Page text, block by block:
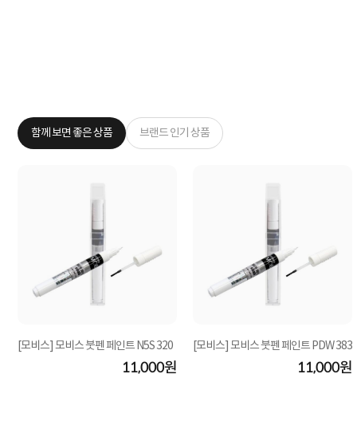
함께 보면 좋은 상품 브랜드 인기 상품
[모비스] 모비스 붓펜 페인트 N5S 320
11,000원
[모비스] 모비스 붓펜 페인트 PDW 383
11,000원